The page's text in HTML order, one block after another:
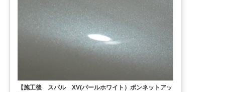
【施工後 スバル XV(パールホワイト）ボンネットアッ